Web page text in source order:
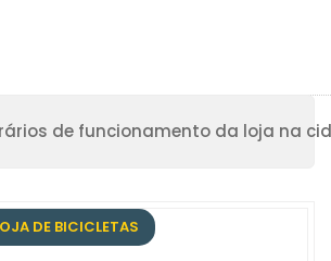
de funcionamento da loja na
DE BICICLETAS